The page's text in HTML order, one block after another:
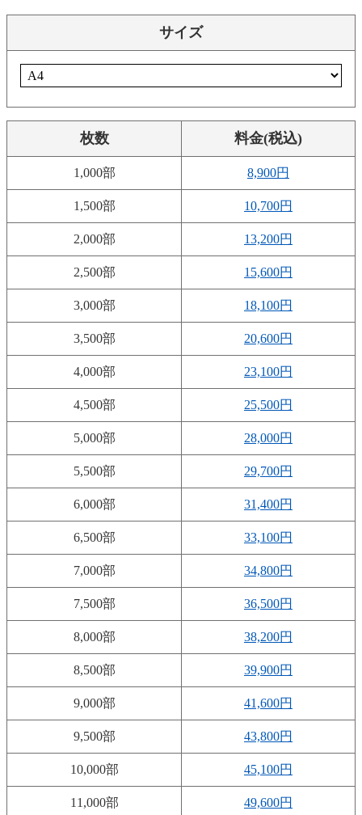
サイズ
枚数 料金(税込)
1,000部 8,900円
1,500部 10,700円
2,000部 13,200円
2,500部 15,600円
3,000部 18,100円
3,500部 20,600円
4,000部 23,100円
4,500部 25,500円
5,000部 28,000円
5,500部 29,700円
6,000部 31,400円
6,500部 33,100円
7,000部 34,800円
7,500部 36,500円
8,000部 38,200円
8,500部 39,900円
9,000部 41,600円
9,500部 43,800円
10,000部 45,100円
11,000部 49,600円